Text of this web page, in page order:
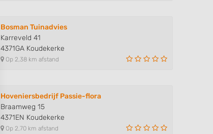
Bosman Tuinadvies
Karreveld 41
4371GA Koudekerke
Op 2,38 km afstand
Hoveniersbedrijf Passie-flora
Braamweg 15
4371EN Koudekerke
Op 2,70 km afstand